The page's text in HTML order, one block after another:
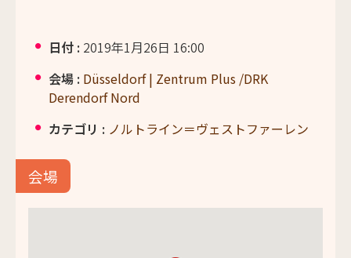
日付 : 2019年1月26日 16:00
会場 : Düsseldorf | Zentrum Plus /DRK
Derendorf Nord
カテゴリ : ノルトライン＝ヴェストファーレン
会場